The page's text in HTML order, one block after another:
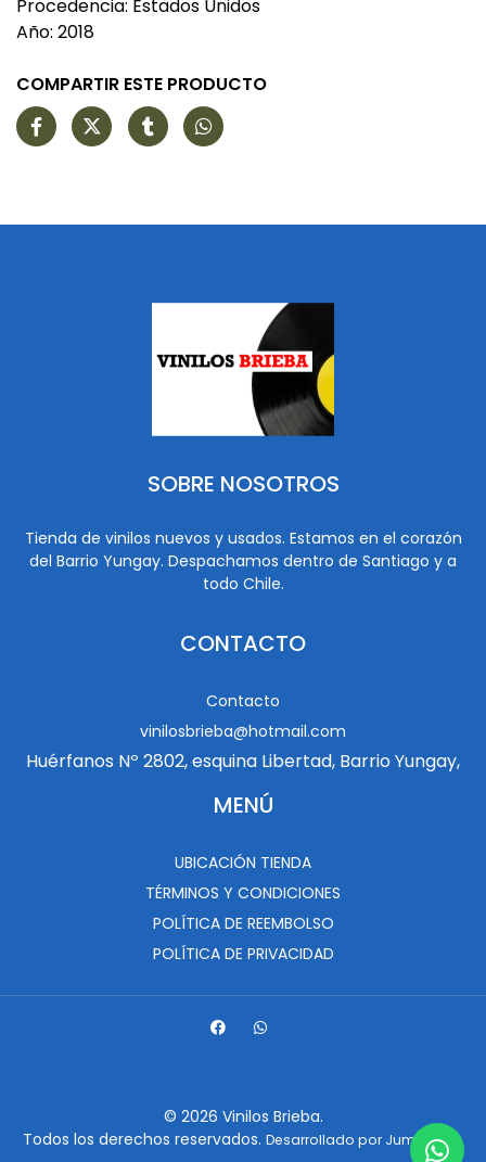
Procedencia: Estados Unidos
Año: 2018
COMPARTIR ESTE PRODUCTO
SOBRE NOSOTROS
Tienda de vinilos nuevos y usados. Estamos en el corazón
del Barrio Yungay. Despachamos dentro de Santiago y a
todo Chile.
CONTACTO
Contacto
vinilosbrieba@hotmail.com
Huérfanos Nº 2802, esquina Libertad, Barrio Yungay,
MENÚ
UBICACIÓN TIENDA
TÉRMINOS Y CONDICIONES
POLÍTICA DE REEMBOLSO
POLÍTICA DE PRIVACIDAD
© 2026 Vinilos Brieba.
Todos los derechos reservados. Desarrollado por Jumpseller.